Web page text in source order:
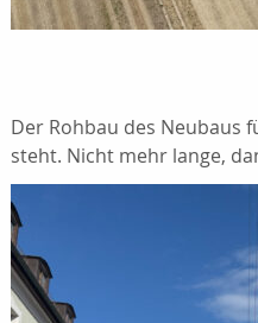
Der Rohbau des Neubaus
steht. Nicht mehr lange,